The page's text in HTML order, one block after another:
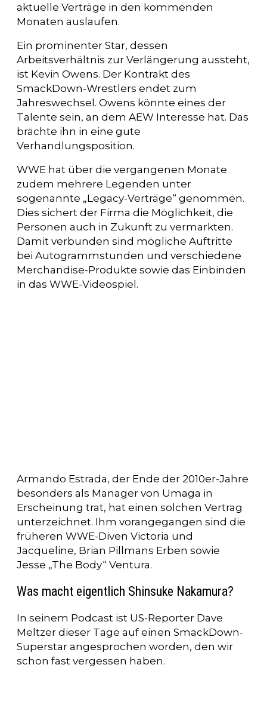
aktuelle Verträge in den kommenden
Monaten auslaufen.
Ein prominenter Star, dessen
Arbeitsverhältnis zur Verlängerung aussteht,
ist Kevin Owens. Der Kontrakt des
SmackDown-Wrestlers endet zum
Jahreswechsel. Owens könnte eines der
Talente sein, an dem AEW Interesse hat. Das
brächte ihn in eine gute
Verhandlungsposition.
WWE hat über die vergangenen Monate
zudem mehrere Legenden unter
sogenannte „Legacy-Verträge“ genommen.
Dies sichert der Firma die Möglichkeit, die
Personen auch in Zukunft zu vermarkten.
Damit verbunden sind mögliche Auftritte
bei Autogrammstunden und verschiedene
Merchandise-Produkte sowie das Einbinden
in das WWE-Videospiel.
Armando Estrada, der Ende der 2010er-Jahre
besonders als Manager von Umaga in
Erscheinung trat, hat einen solchen Vertrag
unterzeichnet. Ihm vorangegangen sind die
früheren WWE-Diven Victoria und
Jacqueline, Brian Pillmans Erben sowie
Jesse „The Body“ Ventura.
Was macht eigentlich Shinsuke Nakamura?
In seinem Podcast ist US-Reporter Dave
Meltzer dieser Tage auf einen SmackDown-
Superstar angesprochen worden, den wir
schon fast vergessen haben.